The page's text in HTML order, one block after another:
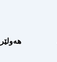
هەولێر